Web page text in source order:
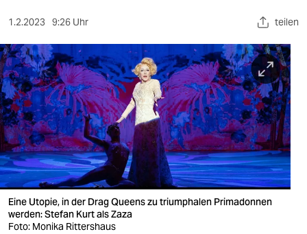
sport
berlin
nord
wahrheit
verlag
verlag
veranstaltungen
1.2.2023 9:26 Uhr teilen
Eine Utopie, in der Drag Queens zu triumphalen Primadonnen
werden: Stefan Kurt als Zaza
Foto: Monika Rittershaus